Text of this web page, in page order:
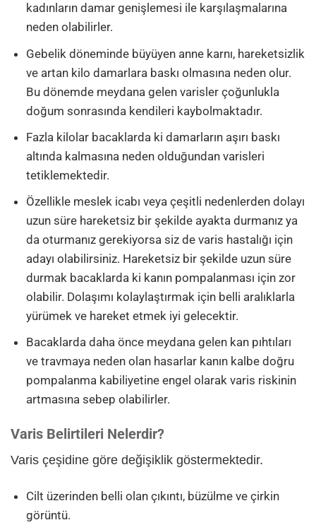
kadınların damar genişlemesi ile karşılaşmalarına
neden olabilirler.
Gebelik döneminde büyüyen anne karnı, hareketsizlik
ve artan kilo damarlara baskı olmasına neden olur.
Bu dönemde meydana gelen varisler çoğunlukla
doğum sonrasında kendileri kaybolmaktadır.
Fazla kilolar bacaklarda ki damarların aşırı baskı
altında kalmasına neden olduğundan varisleri
tetiklemektedir.
Özellikle meslek icabı veya çeşitli nedenlerden dolayı
uzun süre hareketsiz bir şekilde ayakta durmanız ya
da oturmanız gerekiyorsa siz de varis hastalığı için
adayı olabilirsiniz. Hareketsiz bir şekilde uzun süre
durmak bacaklarda ki kanın pompalanması için zor
olabilir. Dolaşımı kolaylaştırmak için belli aralıklarla
yürümek ve hareket etmek iyi gelecektir.
Bacaklarda daha önce meydana gelen kan pıhtıları
ve travmaya neden olan hasarlar kanın kalbe doğru
pompalanma kabiliyetine engel olarak varis riskinin
artmasına sebep olabilirler.
Varis Belirtileri Nelerdir?
Varis çeşidine göre değişiklik göstermektedir.
Cilt üzerinden belli olan çıkıntı, büzülme ve çirkin
görüntü.